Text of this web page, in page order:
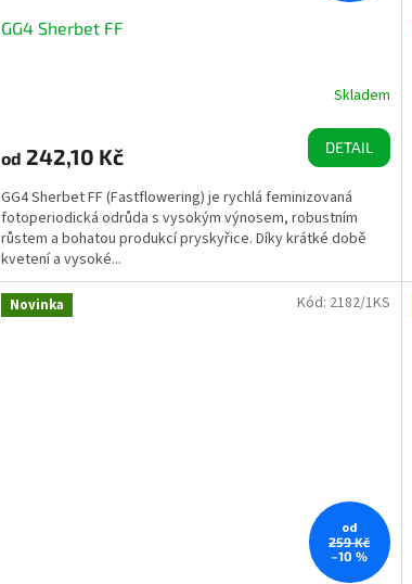
GG4 Sherbet FF
Skladem
od 242,10 Kč DETAIL
GG4 Sherbet FF (Fastflowering) je rychlá feminizovaná
fotoperiodická odrůda s vysokým výnosem, robustním
růstem a bohatou produkcí pryskyřice. Díky krátké době
kvetení a vysoké...
Novinka
od
259 Kč
–10 %
Kód: 2182/1KS